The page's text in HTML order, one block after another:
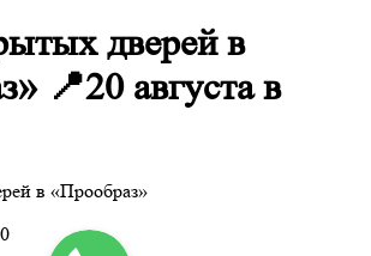
дверей в
📍20 августа в
в «Прообраз»